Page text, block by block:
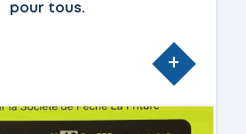
pour tous.
+